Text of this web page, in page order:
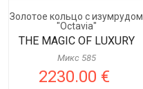
Золотое кольцо с изумрудом
"Octavia"
THE MAGIC OF LUXURY
Микс 585
2230.00 €